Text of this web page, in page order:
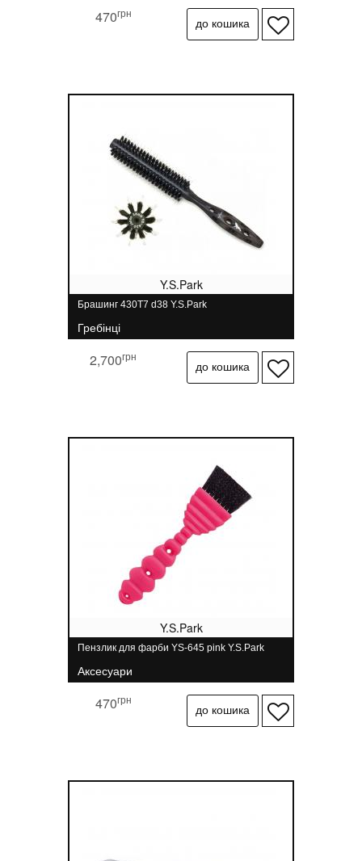
470грн
Y.S.Park
Брашинг 430T7 d38 Y.S.Park
Гребінці
2,700грн
Y.S.Park
Пензлик для фарби YS-645 pink Y.S.Park
Аксесуари
470грн